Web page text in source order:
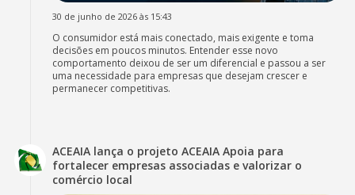
30 de junho de 2026 às 15:43
O consumidor está mais conectado, mais exigente e toma
decisões em poucos minutos. Entender esse novo
comportamento deixou de ser um diferencial e passou a ser
uma necessidade para empresas que desejam crescer e
permanecer competitivas.
ACEAIA lança o projeto ACEAIA Apoia para
fortalecer empresas associadas e valorizar o
comércio local